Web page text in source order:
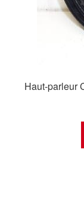
Haut-parleur